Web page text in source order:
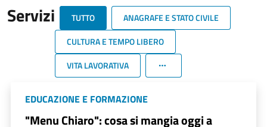
Servizi TUTTO
ANAGRAFE E STATO CIVILE
CULTURA E TEMPO LIBERO
VITA LAVORATIVA
EDUCAZIONE E FORMAZIONE
"Menu Chiaro": cosa si mangia oggi a